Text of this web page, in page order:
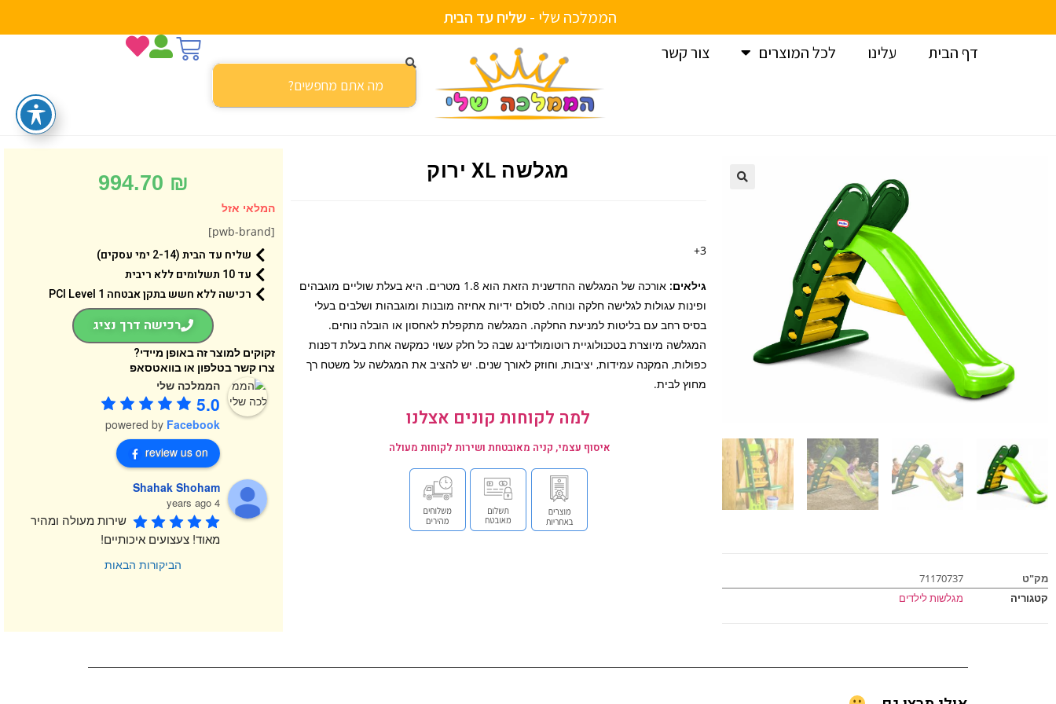
הממלכה שלי - שליח עד הבית
דף הבית
עלינו לכל המוצרים צור קשר
מק"ט
71170737
קטגוריה
מגלשות לילדים
מגלשה XL ירוק
3+
גילאים:
אורכה של המגלשה החדשנית הזאת הוא 1.8 מטרים. היא בעלת שוליים מוגבהים
ופינות עגולות לגלישה חלקה ונוחה. לסולם ידיות אחיזה מובנות ומוגבהות ושלבים בעלי
בסיס רחב עם בליטות למניעת החלקה. המגלשה מתקפלת לאחסון או הובלה נוחים.
המגלשה מיוצרת בטכנולוגיית רוטומולדינג שבה כל חלק עשוי כמקשה אחת בעלת דפנות
כפולות, המקנה עמידות, יציבות, וחוזק לאורך שנים. יש להציב את המגלשה על משטח רך
מחוץ לבית.
למה לקוחות קונים אצלנו
איסוף עצמי, קניה מאובטחת ושירות לקוחות מעולה
994.70 ₪
המלאי אזל
[pwb-brand]
שליח עד הבית (2-14 ימי עסקים)
עד 10 תשלומים ללא ריבית
רכישה ללא חשש בתקן אבטחה 1 PCI Level
רכישה דרך נציג
זקוקים למוצר זה באופן מיידי?
צרו קשר בטלפון או בוואטסאפ
הממלכה שלי
5.0
powered by Facebook
review us on
Shahak Shoham
4 years ago
מאוד! צעצועים איכותיים!
הביקורות הבאות